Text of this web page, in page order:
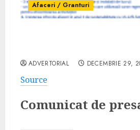
Afaceri / Granturi
ADVERTORIAL DECEMBRIE 29,
Source
Comunicat de